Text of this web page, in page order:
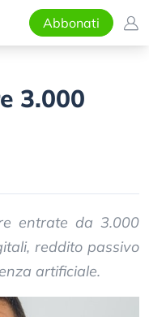
Abbonati
3.000
entrate da 3.000
reddito passivo
artificiale.